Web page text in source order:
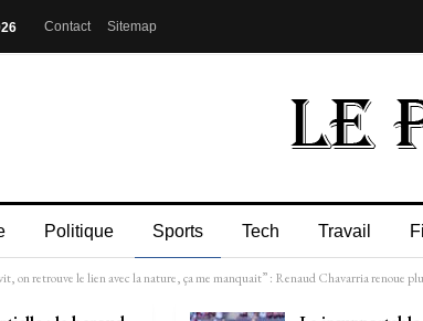
Contact Sitemap
Politique Sports Tech Travail
on retrouve le lien avec la nature, ça me manquait” : Renaud Chavarria renoue